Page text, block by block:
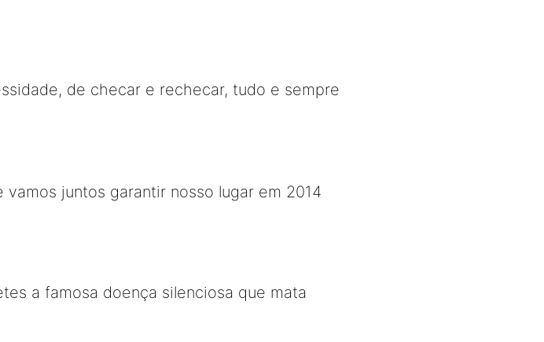
de checar e rechecar, tudo e sempre
juntos garantir nosso lugar em 2014
a famosa doença silenciosa que mata